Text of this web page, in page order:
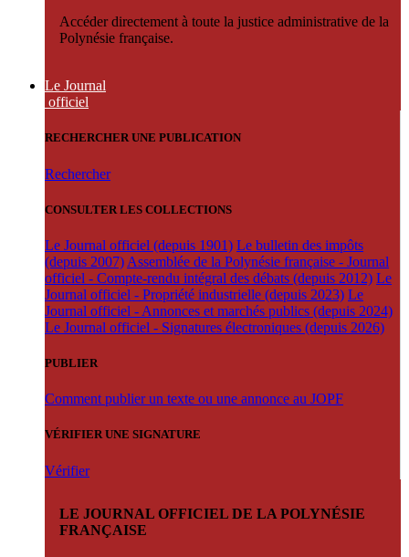
Accéder directement à toute la justice administrative de la
Polynésie française.
Le Journal
officiel
RECHERCHER UNE PUBLICATION
Rechercher
CONSULTER LES COLLECTIONS
Le Journal officiel (depuis 1901) Le bulletin des impôts
(depuis 2007) Assemblée de la Polynésie française - Journal
officiel - Compte-rendu intégral des débats (depuis 2012) Le
Journal officiel - Propriété industrielle (depuis 2023) Le
Journal officiel - Annonces et marchés publics (depuis 2024)
Le Journal officiel - Signatures électroniques (depuis 2026)
PUBLIER
Comment publier un texte ou une annonce au JOPF
VÉRIFIER UNE SIGNATURE
Vérifier
LE JOURNAL OFFICIEL DE LA POLYNÉSIE
FRANÇAISE